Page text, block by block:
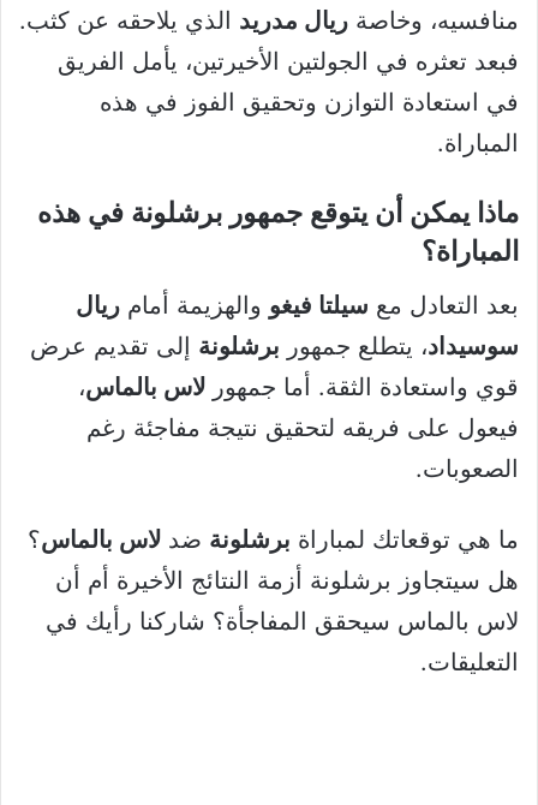
منافسيه، وخاصة ريال مدريد الذي يلاحقه عن كثب.
فبعد تعثره في الجولتين الأخيرتين، يأمل الفريق
في استعادة التوازن وتحقيق الفوز في هذه
المباراة.
ماذا يمكن أن يتوقع جمهور برشلونة في هذه
المباراة؟
بعد التعادل مع سيلتا فيغو والهزيمة أمام ريال
سوسيداد، يتطلع جمهور برشلونة إلى تقديم عرض
قوي واستعادة الثقة. أما جمهور لاس بالماس،
فيعول على فريقه لتحقيق نتيجة مفاجئة رغم
الصعوبات.
ما هي توقعاتك لمباراة برشلونة ضد لاس بالماس؟
هل سيتجاوز برشلونة أزمة النتائج الأخيرة أم أن
لاس بالماس سيحقق المفاجأة؟ شاركنا رأيك في
التعليقات.